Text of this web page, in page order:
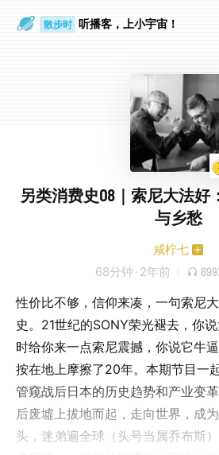
散步时 听播客，上小宇宙！
另类消费史08｜索尼大法好
与乡愁
咸柠七
68分钟 · 2年前
性价比不够，信仰来凑，一句索尼
史。21世纪的SONY荣光褪去，你
时给你来一点索尼震撼，你说它牛
按在地上摩擦了20年。本期节目一
管窥战后日本的历史趋势和产业变
后废墟上拔地而起，走向世界，成
头，迷弟遍全球（头号当属乔布斯